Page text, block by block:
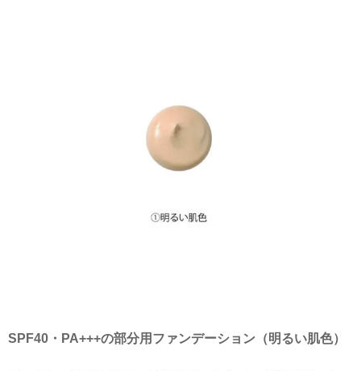
SPF40・PA+++の部分用ファンデーション（明るい肌色）